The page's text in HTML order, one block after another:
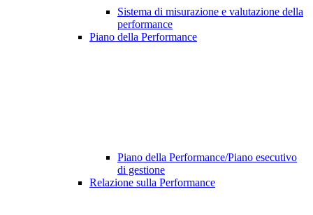
Sistema di misurazione e valutazione della
performance
Piano della Performance
Piano della Performance/Piano esecutivo
di gestione
Relazione sulla Performance